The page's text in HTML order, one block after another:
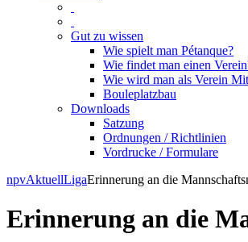
Gut zu wissen
Wie spielt man Pétanque?
Wie findet man einen
Wie wird man als Verein
Bouleplatzbau
Downloads
Satzung
Ordnungen / Richtlinien
Vordrucke / Formulare
Skip
content
npvAktuellLigaErinnerung an die
Erinnerung an die